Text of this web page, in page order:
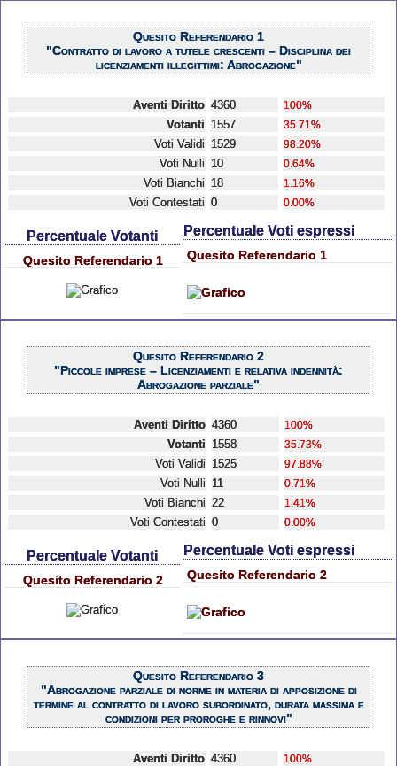
Quesito Referendario 1
"Contratto di lavoro a tutele crescenti – Disciplina dei
licenziamenti illegittimi: Abrogazione"
Aventi Diritto 4360 100%
Votanti 1557 35.71%
Voti Validi 1529 98.20%
Voti Nulli 10 0.64%
Voti Bianchi 18 1.16%
Voti Contestati 0 0.00%
Percentuale Votanti
Quesito Referendario 1
Percentuale Voti espressi
Quesito Referendario 1
Quesito Referendario 2
"Piccole imprese – Licenziamenti e relativa indennità:
Abrogazione parziale"
Aventi Diritto 4360 100%
Votanti 1558 35.73%
Voti Validi 1525 97.88%
Voti Nulli 11 0.71%
Voti Bianchi 22 1.41%
Voti Contestati 0 0.00%
Percentuale Votanti
Quesito Referendario 2
Percentuale Voti espressi
Quesito Referendario 2
Quesito Referendario 3
"Abrogazione parziale di norme in materia di apposizione di
termine al contratto di lavoro subordinato, durata massima e
condizioni per proroghe e rinnovi"
Aventi Diritto 4360 100%